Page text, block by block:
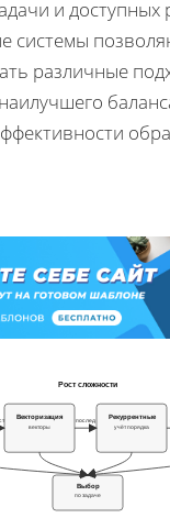
и доступных
системы
различные
Рост сложности
Векторизация
векторы
Рекуррентные
учёт порядка
послед
Выбор
по задаче